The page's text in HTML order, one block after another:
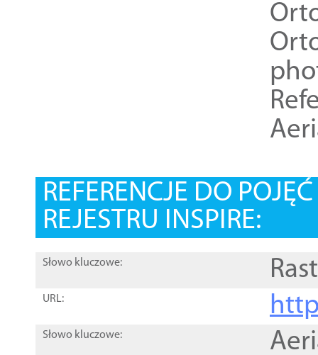
REFERENCJE DO
REJESTRU INSPIRE:
Słowo kluczowe:
URL:
Słowo kluczowe: